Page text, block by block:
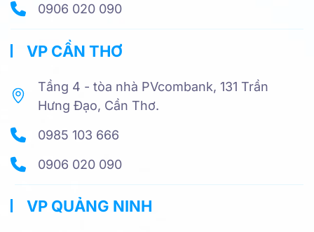
0906 020 090
VP CẦN THƠ
Tầng 4 - tòa nhà PVcombank, 131 Trần
Hưng Đạo, Cần Thơ.
0985 103 666
0906 020 090
VP QUẢNG NINH